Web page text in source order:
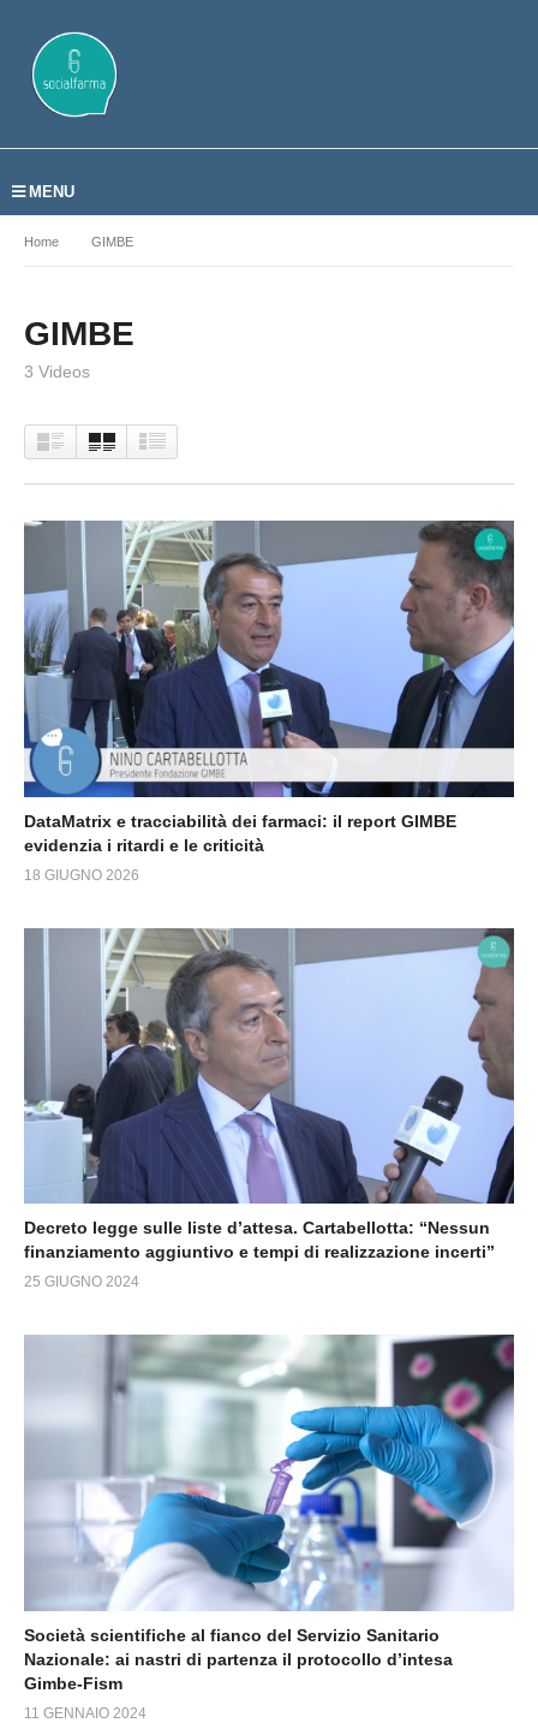
MENU
Home GIMBE
GIMBE
3 Videos
DataMatrix e tracciabilità dei farmaci: il report GIMBE
evidenzia i ritardi e le criticità
18 GIUGNO 2026
Decreto legge sulle liste d’attesa. Cartabellotta: “Nessun
finanziamento aggiuntivo e tempi di realizzazione incerti”
25 GIUGNO 2024
Società scientifiche al fianco del Servizio Sanitario
Nazionale: ai nastri di partenza il protocollo d’intesa
Gimbe-Fism
11 GENNAIO 2024